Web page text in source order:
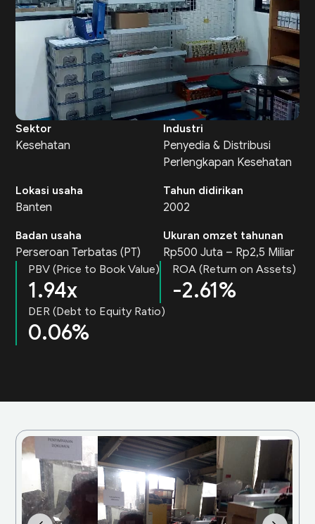
Sektor
Kesehatan
Industri
Penyedia & Distribusi
Perlengkapan Kesehatan
Lokasi usaha
Banten
Tahun didirikan
2002
Badan usaha
Perseroan Terbatas (PT)
Ukuran omzet tahunan
Rp500 Juta – Rp2,5 Miliar
PBV (Price to Book Value)
1.94x
ROA (Return on Assets)
-2.61%
DER (Debt to Equity Ratio)
0.06%